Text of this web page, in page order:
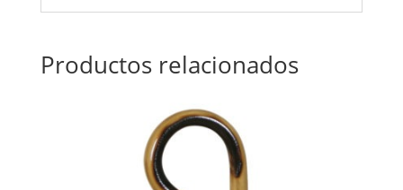
Productos relacionados